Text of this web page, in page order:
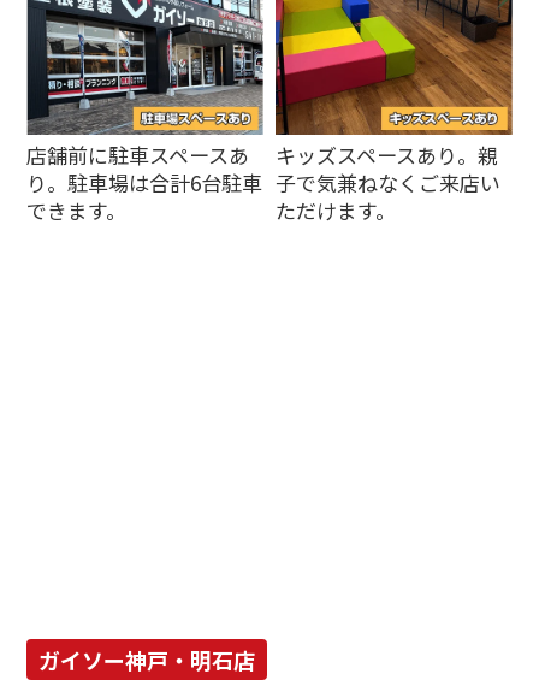
店舗前に駐車スペースあ
り。駐車場は合計6台駐車
できます。
キッズスペースあり。親
子で気兼ねなくご来店い
ただけます。
ガイソー神戸・明石店